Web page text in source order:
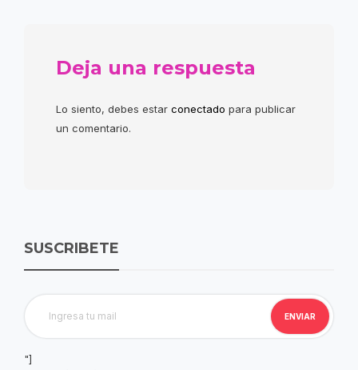
Deja una respuesta
Lo siento, debes estar conectado para publicar
un comentario.
SUSCRIBETE
"]